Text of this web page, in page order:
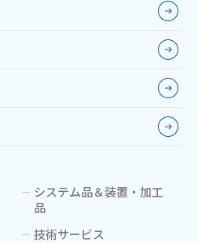
システム品＆装置・加工
品
技術サービス